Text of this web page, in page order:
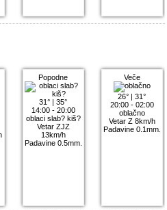
Popodne
31° |35°
14:00 - 20:00
oblaci slab? kiš?
Vetar ZJZ
13km/h
Padavine 0.5mm.
Veče
26° |31°
20:00 - 02:00
oblačno
Vetar Z 8km/h
Padavine 0.1mm.